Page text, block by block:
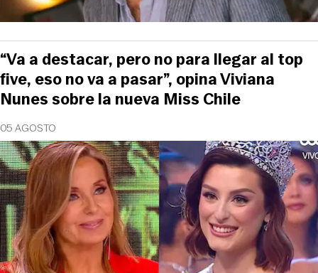
05 AGOSTO
“Va a destacar, pero no para llegar al top
five, eso no va a pasar”, opina Viviana
Nunes sobre la nueva Miss Chile